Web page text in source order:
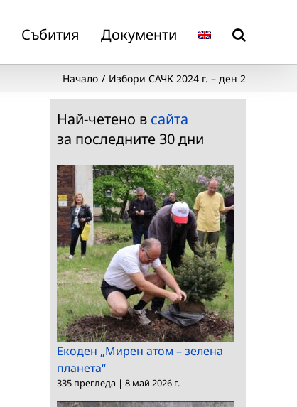
Събития Документи
Начало Избори САЧК 2024 г. – ден 2
Най-четено в сайта
за последните 30 дни
Екоден „Мирен атом – зелена
планета“
335 прегледа | 8 май 2026 г.